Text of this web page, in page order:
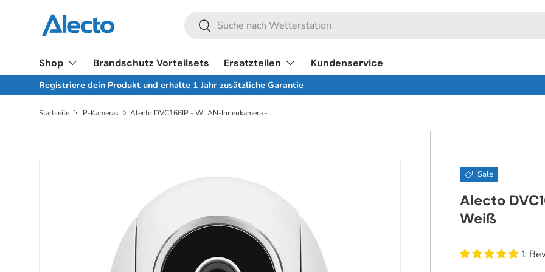
Direkt zum Inhalt Suchen
Suchen
Shop Brandschutz Vorteilsets Ersatzteilen Kundenservice
Registriere dein Produkt und erhalte 1 Jahr zusätzliche Garantie
Startseite IP-Kameras Alecto DVC166IP - WLAN-Innenkamera - Weiß
Zu Produktinformationen springen
Sale
Alecto
Weiß
1